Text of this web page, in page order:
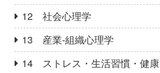
12 社会心理学
13 産業‐組織心理学
14 ストレス・生活習慣・健康